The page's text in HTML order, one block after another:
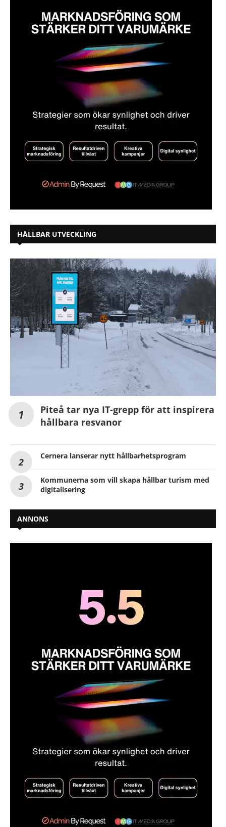
HÅLLBAR UTVECKLING
Piteå tar nya IT-grepp för att inspirera
hållbara resvanor
Cernera lanserar nytt hållbarhetsprogram
Kommunerna som vill skapa hållbar turism med
digitalisering
ANNONS